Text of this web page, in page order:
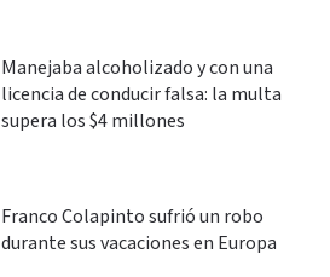
Manejaba alcoholizado y con una
licencia de conducir falsa: la multa
supera los $4 millones
Franco Colapinto sufrió un robo
durante sus vacaciones en Europa